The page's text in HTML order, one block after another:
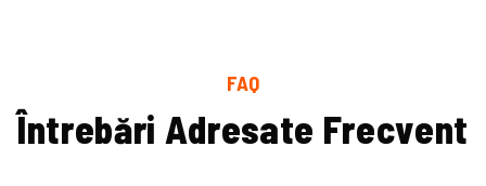
FAQ
Întrebări Adresate Frecvent